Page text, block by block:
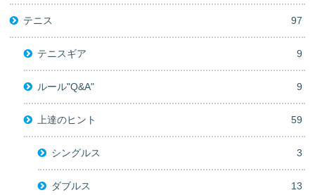
テニス 97
テニスギア 9
ルール"Q&A" 9
上達のヒント 59
シングルス 3
ダブルス 13